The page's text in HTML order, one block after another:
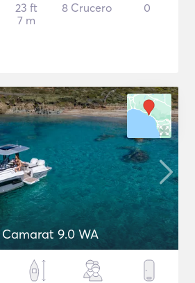
23 ft
7 m
8 Crucero 0
9.0 WA